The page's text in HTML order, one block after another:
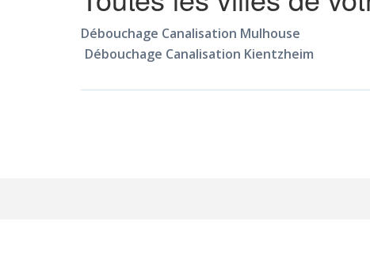
Débouchage Canalisation Mulhouse
Débouchage Canalisation Kientzheim